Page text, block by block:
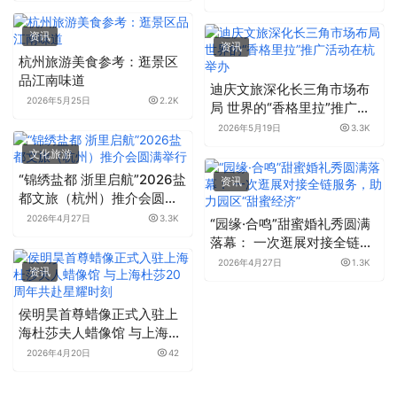
资讯
杭州旅游美食参考：逛景区
品江南味道
2026年5月25日 2.2K
资讯
迪庆文旅深化长三角市场布
局 世界的“香格里拉”推广活
动在杭举办
2026年5月19日 3.3K
文化旅游
“锦绣盐都 浙里启航”2026盐
都文旅（杭州）推介会圆满
举行
2026年4月27日 3.3K
资讯
“园缘·合鸣”甜蜜婚礼秀圆满
落幕： 一次逛展对接全链服
务，助力园区“甜蜜经济”
2026年4月27日 1.3K
资讯
侯明昊首尊蜡像正式入驻上
海杜莎夫人蜡像馆 与上海杜
莎20周年共赴星耀时刻
2026年4月20日 42